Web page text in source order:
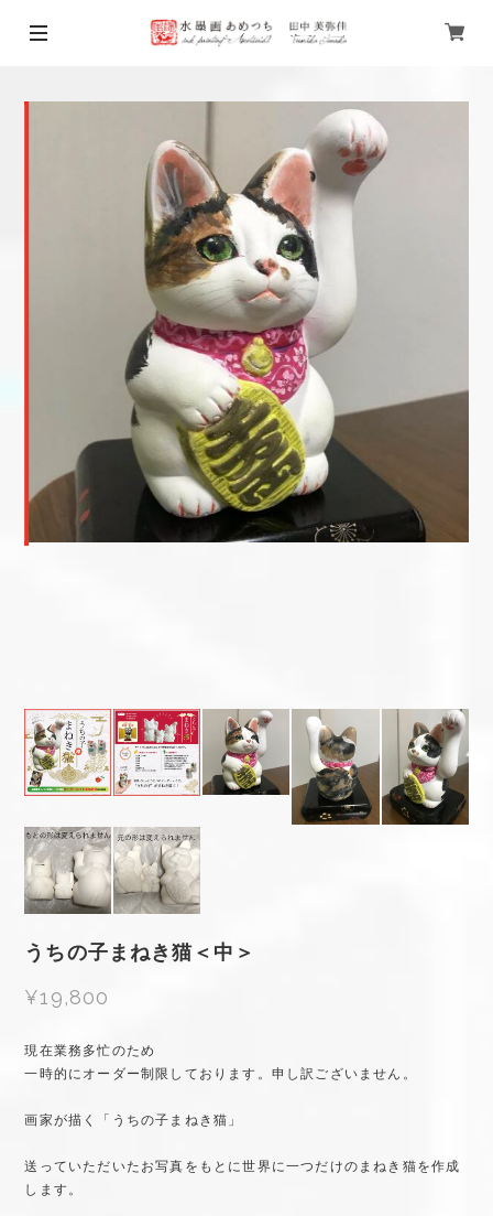
うちの子まねき猫＜中＞
¥19,800
現在業務多忙のため
一時的にオーダー制限しております。申し訳ございません。
画家が描く「うちの子まねき猫」
送っていただいたお写真をもとに世界に一つだけのまねき猫を作成
します。